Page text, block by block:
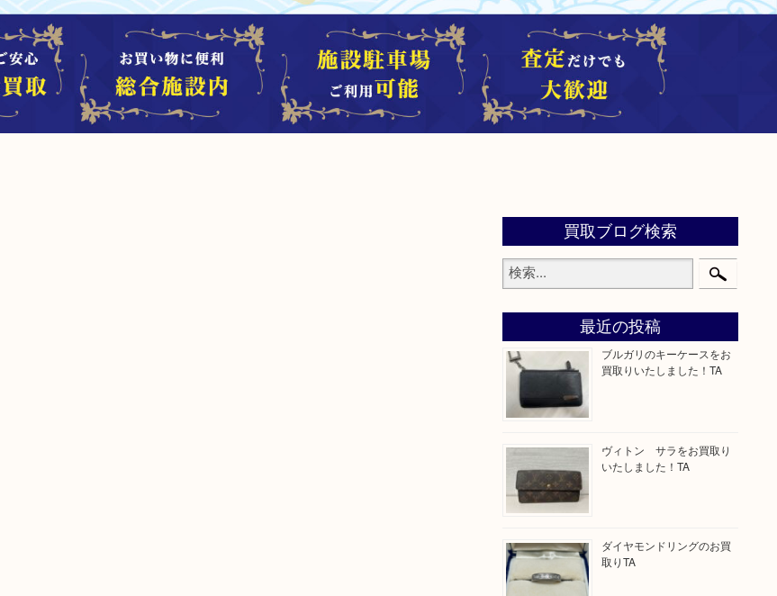
買取ブログ検索
最近の投稿
ブルガリのキーケースをお
買取りいたしました！TA
ヴィトン サラをお買取り
いたしました！TA
ダイヤモンドリングのお買
取りTA